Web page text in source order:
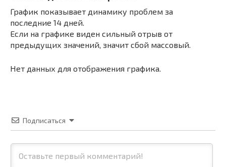
График показывает динамику проблем за
последние 14 дней.
Если на графике виден сильный отрыв от
предыдущих значений, значит сбой массовый.
Нет данных для отображения графика.
Подписаться